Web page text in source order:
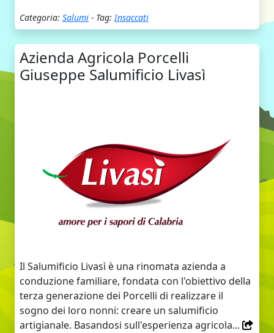
Categoria: Salumi - Tag: Insaccati
Azienda Agricola Porcelli
Giuseppe Salumificio Livasì
Il Salumificio Livasì è una rinomata azienda a
conduzione familiare, fondata con l'obiettivo della
terza generazione dei Porcelli di realizzare il
sogno dei loro nonni: creare un salumificio
artigianale. Basandosi sull'esperienza agricola...